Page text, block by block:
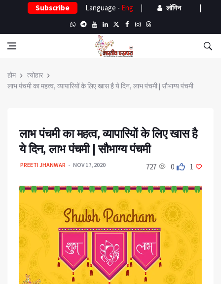
Subscribe Language - Eng | लॉगिन |
होम
त्योहार
लाभ पंचमी का महत्व, व्यापारियों के लिए खास है ये दिन, लाभ पंचमी | सौभाग्य पंचमी
लाभ पंचमी का महत्व, व्यापारियों के लिए खास है
ये दिन, लाभ पंचमी | सौभाग्य पंचमी
PREETI JHANWAR NOV 17, 2020